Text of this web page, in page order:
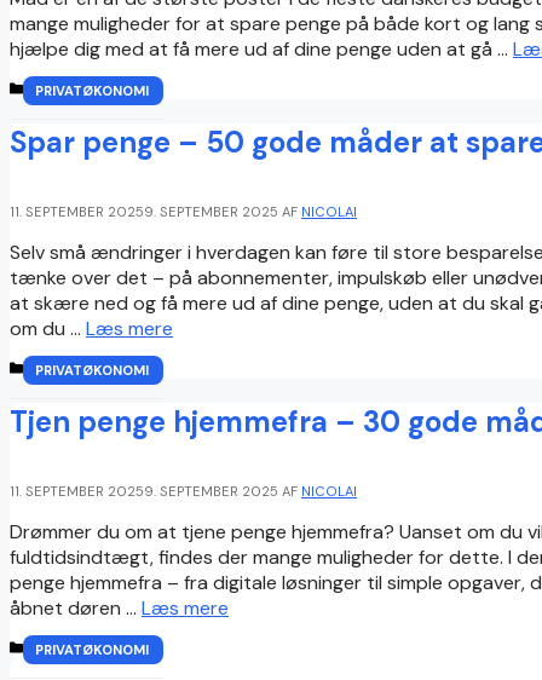
mange muligheder for at spare penge på både kort og lang
hjælpe dig med at få mere ud af dine penge uden at gå …
KATEGORIER
PRIVATØKONOMI
Spar penge – 50 gode måder at
11. SEPTEMBER 20259. SEPTEMBER 2025 AF NICOLAI
Selv små ændringer i hverdagen kan føre til store
tænke over det – på abonnementer, impulskøb eller
at skære ned og få mere ud af dine penge, uden at du skal
om du … Læs mere
KATEGORIER
PRIVATØKONOMI
Tjen penge hjemmefra – 30 gode
11. SEPTEMBER 20259. SEPTEMBER 2025 AF NICOLAI
Drømmer du om at tjene penge hjemmefra? Uanset om du
fuldtidsindtægt, findes der mange muligheder for dette. I
penge hjemmefra – fra digitale løsninger til simple opgaver,
åbnet døren … Læs mere
KATEGORIER
PRIVATØKONOMI